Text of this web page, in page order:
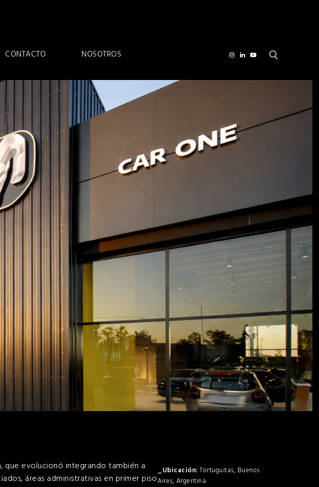
CONTACTO NOSOTROS
que evolucionó integrando también a
áreas administrativas en primer piso
Tortuguitas, Buenos
Aires, Argentina